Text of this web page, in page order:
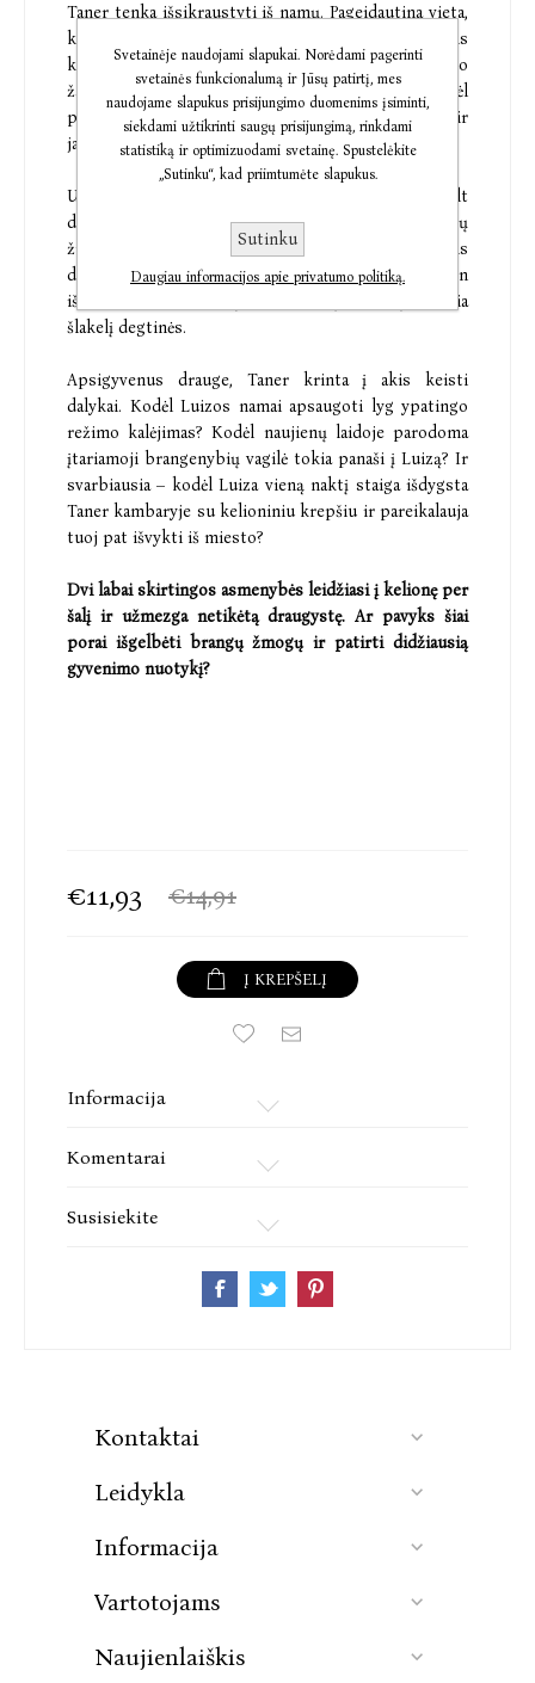
Taner tenka išsikraustyti iš namų. Pageidautina vieta,
kurioje galėtų toliau trinti sofą su sportinėmis
kelnėmis ir devyniolika valandų per parą žaisti vaizdo
žaidimus. Nei santaupų, nei pajamų neturi, todėl
priima pasiūlymą apsigyventi su senyva moterimi ir
jai padėti.
Užteko kartą paslysti ant kilimėlio, ir Luizos Vilt
dukra pareikalavo, kad pas mamą apsigyventų
žmogus, galintis pagelbėti. Ir kam rūpi, kad Luiza vis
dar vaikšto pati, tegul ir su lazdele, kasdien
išsprendžia kryžiažodį ir kiekvieną popietę išlenkia
šlakelį degtinės.
Apsigyvenus drauge, Taner krinta į akis keisti
dalykai. Kodėl Luizos namai apsaugoti lyg ypatingo
režimo kalėjimas? Kodėl naujienų laidoje parodoma
įtariamoji brangenybių vagilė tokia panaši į Luizą? Ir
svarbiausia – kodėl Luiza vieną naktį staiga išdygsta
Taner kambaryje su kelioniniu krepšiu ir pareikalauja
tuoj pat išvykti iš miesto?
Dvi labai skirtingos asmenybės leidžiasi į kelionę per
šalį ir užmezga netikėtą draugystę. Ar pavyks šiai
porai išgelbėti brangų žmogų ir patirti didžiausią
gyvenimo nuotykį?
€11,93 €14,91
Į KREPŠELĮ
Informacija
Komentarai
Susisiekite
Kontaktai
Leidykla
Informacija
Vartotojams
Naujienlaiškis
Svetainėje naudojami slapukai. Norėdami pagerinti
svetainės funkcionalumą ir Jūsų patirtį, mes
naudojame slapukus prisijungimo duomenims įsiminti,
siekdami užtikrinti saugų prisijungimą, rinkdami
statistiką ir optimizuodami svetainę. Spustelėkite
„Sutinku“, kad priimtumėte slapukus.
Sutinku
Daugiau informacijos apie privatumo politiką.